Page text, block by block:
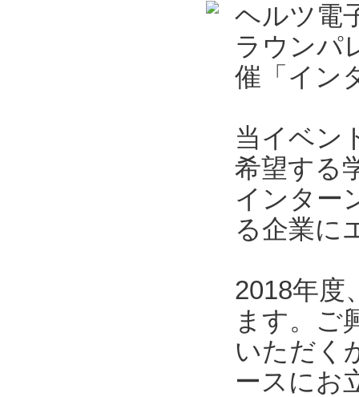
ヘルツ電
ラウンパ
催「イン
当イベン
希望する
インター
る企業に
2018年度
ます。ご
いただく
ースにお